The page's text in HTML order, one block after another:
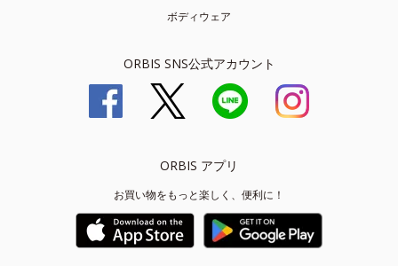
ボディウェア
ORBIS SNS公式アカウント
ORBIS アプリ
お買い物をもっと楽しく、便利に！